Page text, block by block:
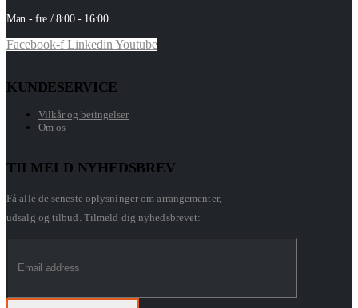
Man - fre / 8:00 - 16:00
Facebook-f Linkedin Youtube
KUNDESERVICE
Vilkår og betingelser
Om os
TILMELD NYHEDSBREV
Få alle de seneste oplysninger om arrangementer,
udsalg og tilbud. Tilmeld dig nyhedsbrevet: